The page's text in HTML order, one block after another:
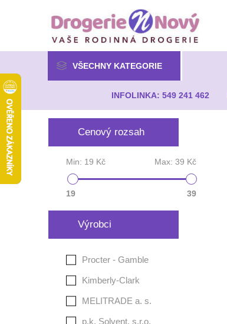
VŠECHNY KATEGORIE
INFOLINKA: 549 241 462
Cenový rozsah
Min: 19 Kč Max: 39 Kč
19 39
Výrobci
Procter - Gamble
Kimberly-Clark
MELITRADE a. s.
p.k. Solvent, s.r.o.